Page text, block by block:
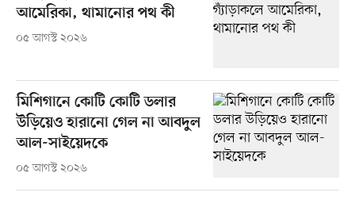
আমেরিকা, থামানোর পথ কী
০৫ আগস্ট ২০২৬
মিশিগানে কোটি কোটি ডলার
উড়িয়েও হারানো গেল না আবদুল
আল-সাইয়েদকে
০৫ আগস্ট ২০২৬